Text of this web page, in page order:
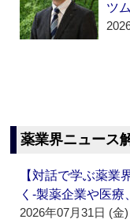
ツ
薬業界ニュース
【対話で学ぶ薬業
く‐製薬企業や医
2026年07月31日 (金)